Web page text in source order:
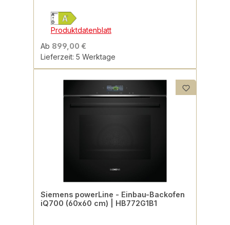
Produktdatenblatt
Ab 899,00 €
Lieferzeit: 5 Werktage
Siemens powerLine - Einbau-Backofen
iQ700 (60x60 cm) | HB772G1B1